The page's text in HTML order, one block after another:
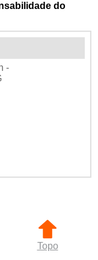
do
-
Topo